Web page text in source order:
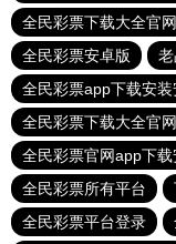
全民彩票下载大全官网
全民彩票安卓版
全民彩票app下载安装
全民彩票下载大全官网
全民彩票官网app下载
全民彩票所有平台
全民彩票平台登录